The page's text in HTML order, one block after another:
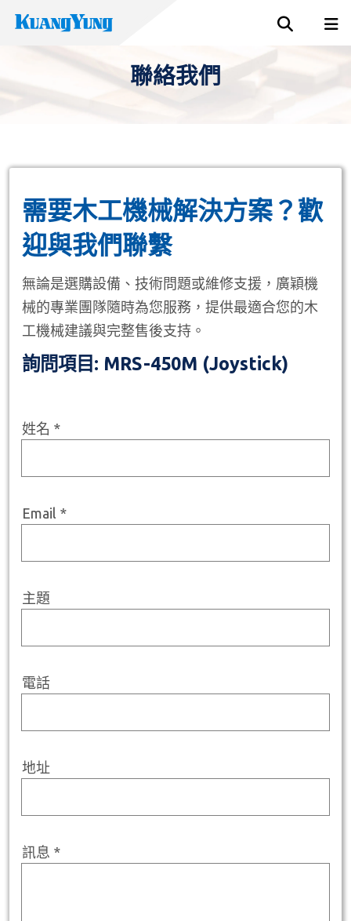
聯絡我們
需要木工機械解決方案？歡
迎與我們聯繫
無論是選購設備、技術問題或維修支援，廣穎機
械的專業團隊隨時為您服務，提供最適合您的木
工機械建議與完整售後支持。
詢問項目: MRS-450M (Joystick)
姓名 *
Email *
主題
電話
地址
訊息 *